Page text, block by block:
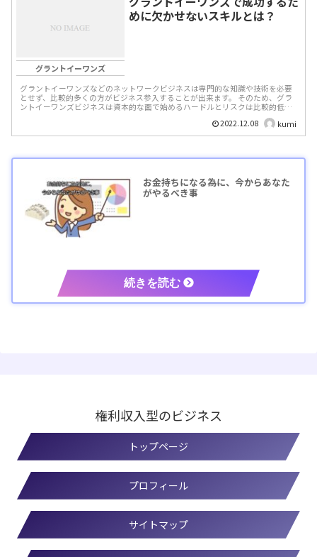
グラントイーワンズ
めに欠かせないスキルとは？
グラントイーワンズなどのネットワークビジネスは専門的な知識や技術を必要
とせず、比較的多くの方がビジネス参入することが出来ます。 そのため、グラ
ントイーワンズビジネスは資本的な面で始めるハードルとリスクは比較的低い
2022.12.08 kumi
お金持ちになる為に、今からあなた
がやるべき事
権利収入型のビジネス
トップページ
プロフィール
サイトマップ